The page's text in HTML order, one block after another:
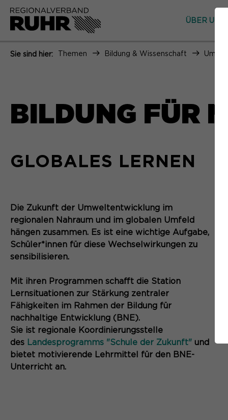
ÜBER UNS
Sie sind hier: Themen Bildung & Wissenschaft
BILDUNG FÜR
GLOBALES LERNEN
Die Zukunft der Umweltentwicklung im
regionalen Nahraum und im globalen Umfeld
hängen zusammen. Es ist eine wichtige Aufgabe,
Schüler*innen für diese Wechselwirkungen zu
sensibilisieren.
Mit ihren Programmen schafft die Station
Lernsituationen zur Stärkung zentraler
Fähigkeiten im Rahmen der Bildung für
nachhaltige Entwicklung (BNE).
Sie ist regionale Koordinierungsstelle
des Landesprogramms "Schule der Zukunft" und
bietet motivierende Lehrmittel für den BNE-
Unterricht an.